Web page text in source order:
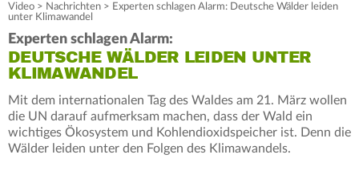
Video > Nachrichten > Experten schlagen Alarm: Deutsche Wälder leiden
unter Klimawandel
Experten schlagen Alarm:
DEUTSCHE WÄLDER LEIDEN UNTER
KLIMAWANDEL
Mit dem internationalen Tag des Waldes am 21. März wollen
die UN darauf aufmerksam machen, dass der Wald ein
wichtiges Ökosystem und Kohlendioxidspeicher ist. Denn die
Wälder leiden unter den Folgen des Klimawandels.